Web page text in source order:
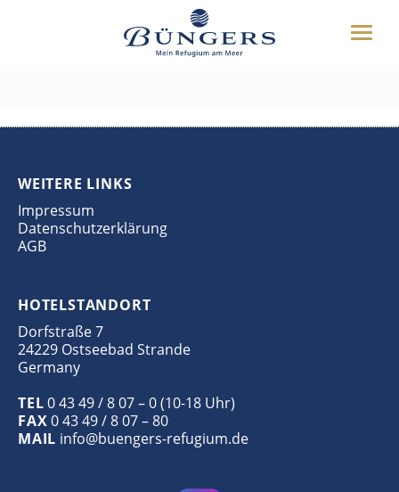
Toggle
BUCHEN
04349 8070
5
WEITERE LINKS
Impressum
Datenschutzerklärung
AGB
HOTELSTANDORT
Dorfstraße 7
24229 Ostseebad Strande
Germany
TEL0 43 49 / 8 07 – 0 (10-18 Uhr)
FAX0 43 49 / 8 07 – 80
MAIL info@buengers-refugium.de